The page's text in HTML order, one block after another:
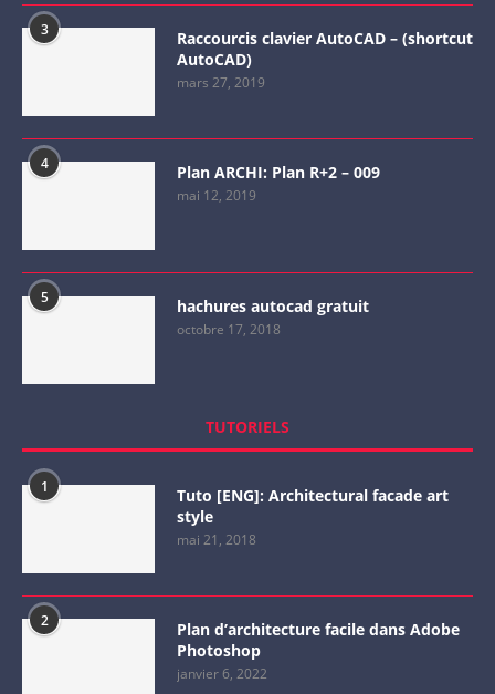
3
Raccourcis clavier AutoCAD – (shortcut
AutoCAD)
mars 27, 2019
4 Plan ARCHI: Plan R+2 – 009
mai 12, 2019
5 hachures autocad gratuit
octobre 17, 2018
TUTORIELS
1
Tuto [ENG]: Architectural facade art
style
mai 21, 2018
2
Plan d’architecture facile dans Adobe
Photoshop
janvier 6, 2022